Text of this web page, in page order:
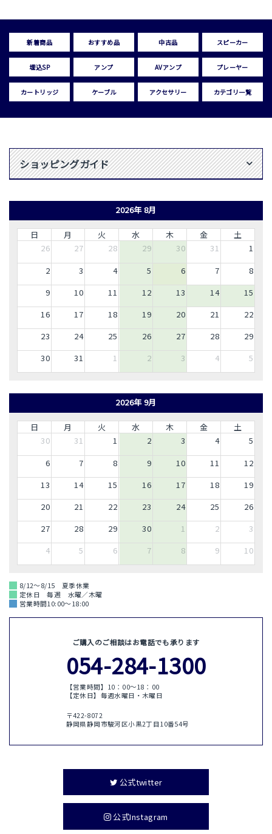
新着商品 おすすめ品 中古品 スピーカー
埋込SP アンプ AVアンプ プレーヤー
カートリッジ ケーブル アクセサリー カテゴリ一覧
ショッピングガイド
2026年 8月
日 月 火 水 木 金
土
26
27 28 29 30 31
1
2
3 4 5 6 7
8
9
10 11 12 13 14
15
16
17 18 19 20 21
22
23
24 25 26 27 28
29
30
31 1 2 3 4 5
2026年 9月
日 月 火 水 木 金
土
30
31 1 2 3 4
5
6
7 8 9 10 11
12
13
14 15 16 17 18
19
20
21 22 23 24 25
26
27
28 29 30 1 2
3
4
5 6 7 8 9 10
8/12～8/15 夏季休業
定休日 毎週 水曜／木曜
営業時間10:00～18:00
ご購入のご相談はお電話でも承ります
054-284-1300
【営業時間】10：00〜18：00
【定休日】毎週水曜日・木曜日
〒422-8072
静岡県静岡市駿河区小黒2丁目10番54号
公式twitter
公式Instagram